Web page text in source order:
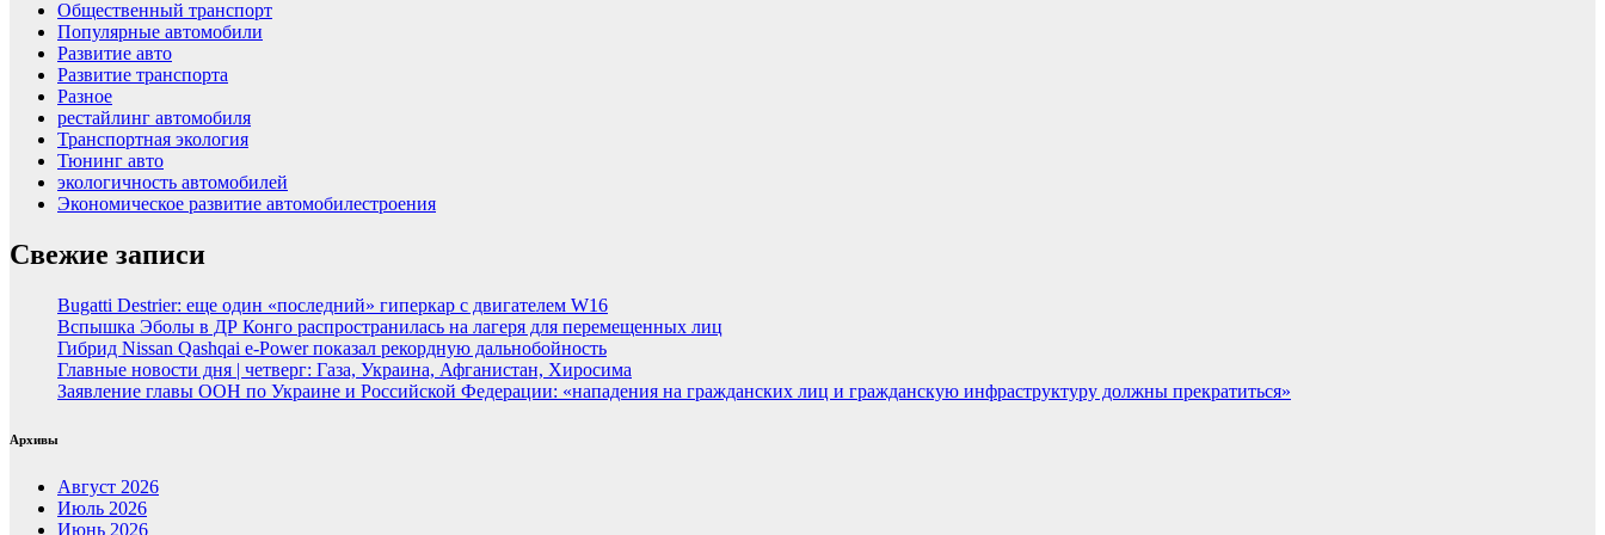
Общественный транспорт
Популярные автомобили
Развитие авто
Развитие транспорта
Разное
рестайлинг автомобиля
Транспортная экология
Тюнинг авто
экологичность автомобилей
Экономическое развитие автомобилестроения
Свежие записи
Bugatti Destrier: еще один «последний» гиперкар с двигателем W16
Вспышка Эболы в ДР Конго распространилась на лагеря для перемещенных лиц
Гибрид Nissan Qashqai e-Power показал рекордную дальнобойность
Главные новости дня | четверг: Газа, Украина, Афганистан, Хиросима
Заявление главы ООН по Украине и Российской Федерации: «нападения на гражданских лиц и гражданскую инфраструктуру должны прекратиться»
Архивы
Август 2026
Июль 2026
Июнь 2026